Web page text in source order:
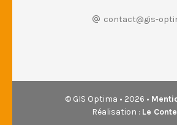
contact@gis-
© GIS Optima • 2026 •
Réalisation : Le